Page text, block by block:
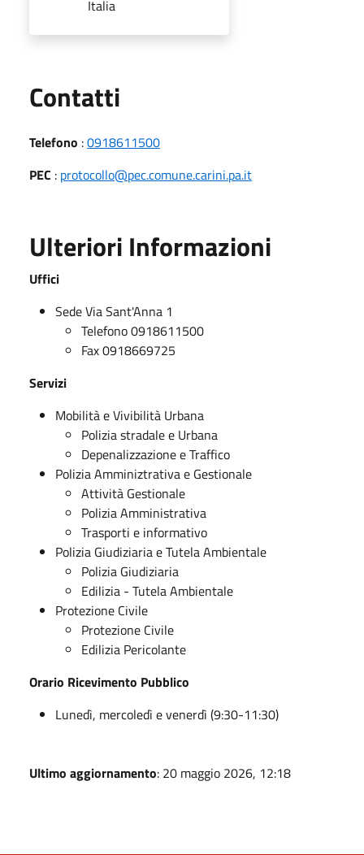
Italia
Contatti
Telefono :0918611500
PEC : protocollo@pec.comune.carini.pa.it
Ulteriori Informazioni
Uffici
Sede Via Sant'Anna 1
Telefono 0918611500
Fax 0918669725
Servizi
Mobilità e Vivibilità Urbana
Polizia stradale e Urbana
Depenalizzazione e Traffico
Polizia Amminiztrativa e Gestionale
Attività Gestionale
Polizia Amministrativa
Trasporti e informativo
Polizia Giudiziaria e Tutela Ambientale
Polizia Giudiziaria
Edilizia - Tutela Ambientale
Protezione Civile
Protezione Civile
Edilizia Pericolante
Orario Ricevimento Pubblico
Lunedì, mercoledì e venerdì (9:30-11:30)
Ultimo aggiornamento: 20 maggio 2026, 12:18